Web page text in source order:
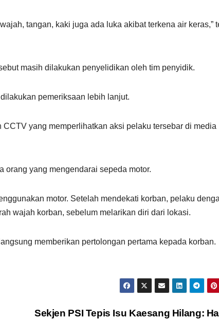
tangan, kaki juga ada luka akibat terkena air keras,”
masih dilakukan penyelidikan oleh tim penyidik.
pemeriksaan lebih lanjut.
yang memperlihatkan aksi pelaku tersebar di media
orang yang mengendarai sepeda motor.
motor. Setelah mendekati korban, pelaku
wajah korban, sebelum melarikan diri dari lokasi.
memberikan pertolongan pertama kepada korban.
Sekjen PSI Tepis Isu Kaesang Hilang: